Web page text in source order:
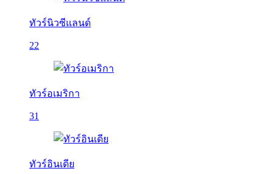
ทัวร์นิวซีแลนด์
22
ทัวร์อเมริกา
31
ทัวร์อินเดีย